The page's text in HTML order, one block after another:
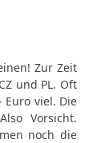
Zur Zeit
und PL. Oft
Euro viel. Die
Vorsicht.
noch die